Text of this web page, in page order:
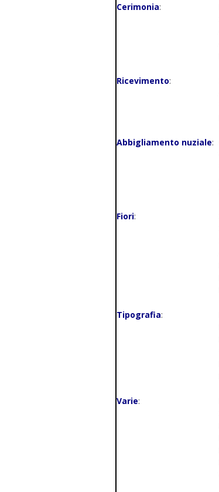
Cerimonia:
Ricevimento:
Abbigliamento nuziale:
Fiori:
Tipografia:
Varie: